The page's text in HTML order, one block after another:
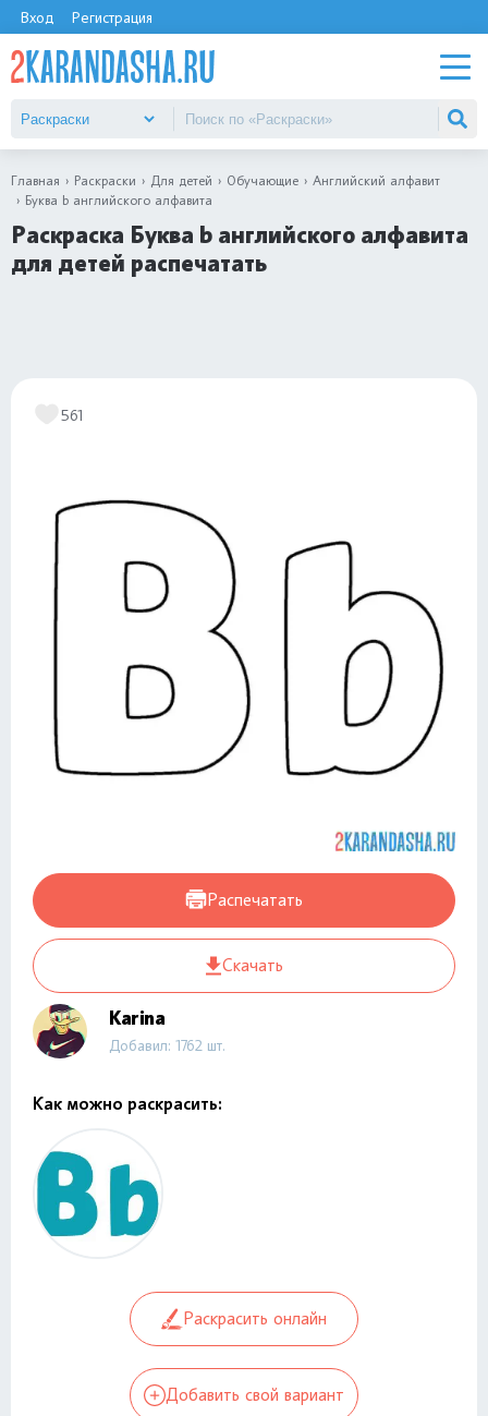
Вход Регистрация
Главная Раскраски Для детей Обучающие
Английский алфавит
Буква b английского алфавита
Раскраска Буква b английского алфавита
для детей распечатать
561
Распечатать
Скачать
Karina
Добавил: 1762 шт.
Как можно раскрасить:
Раскрасить онлайн
Добавить свой вариант